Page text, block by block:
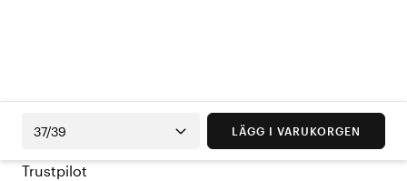
37/39 LÄGG I VARUKORGEN
Trustpilot